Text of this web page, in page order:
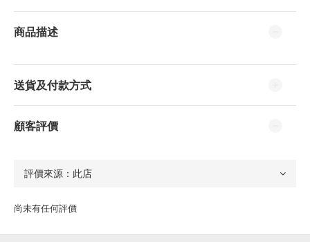
商品描述
送貨及付款方式
顧客評價
尚未有任何評價